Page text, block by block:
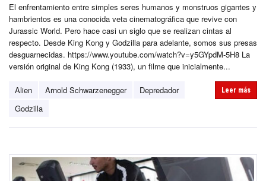
El enfrentamiento entre simples seres humanos y monstruos gigantes y
hambrientos es una conocida veta cinematográfica que revive con
Jurassic World. Pero hace casi un siglo que se realizan cintas al
respecto. Desde King Kong y Godzilla para adelante, somos sus presas
desguarnecidas. https://www.youtube.com/watch?v=y5GYpdM-5H8 La
versión original de King Kong (1933), un filme que inicialmente...
Alien Arnold Schwarzenegger
Depredador
Godzilla
Leer más